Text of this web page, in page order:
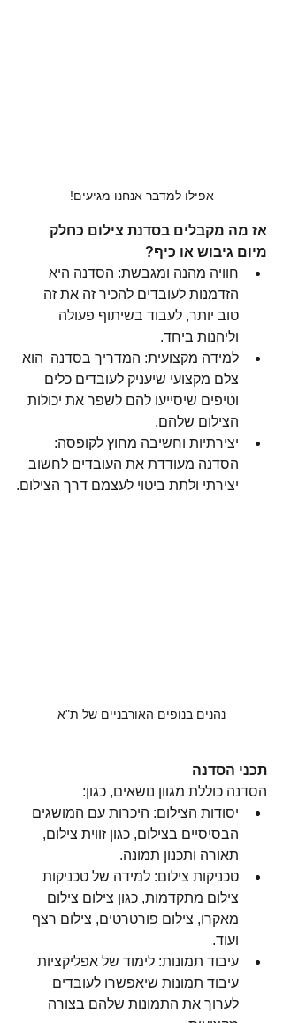
אפילו למדבר אנחנו מגיעים!
אז מה מקבלים בסדנת צילום כחלק
מיום גיבוש או כיף?
חוויה מהנה ומגבשת: הסדנה היא
הזדמנות לעובדים להכיר זה את זה
טוב יותר, לעבוד בשיתוף פעולה
וליהנות ביחד.
למידה מקצועית: המדריך בסדנה  הוא
צלם מקצועי שיעניק לעובדים כלים
וטיפים שיסייעו להם לשפר את יכולות
הצילום שלהם.
יצירתיות וחשיבה מחוץ לקופסה:
הסדנה מעודדת את העובדים לחשוב
יצירתי ולתת ביטוי לעצמם דרך הצילום.
נהנים בנופים האורבניים של ת"א
תכני הסדנה
הסדנה כוללת מגוון נושאים, כגון:
יסודות הצילום: היכרות עם המושגים
הבסיסיים בצילום, כגון זווית צילום,
תאורה ותכנון תמונה.
טכניקות צילום: למידה של טכניקות
צילום מתקדמות, כגון צילום צילום
מאקרו, צילום פורטרטים, צילום רצף
ועוד.
עיבוד תמונות: לימוד של אפליקציות
עיבוד תמונות שיאפשרו לעובדים
לערוך את התמונות שלהם בצורה